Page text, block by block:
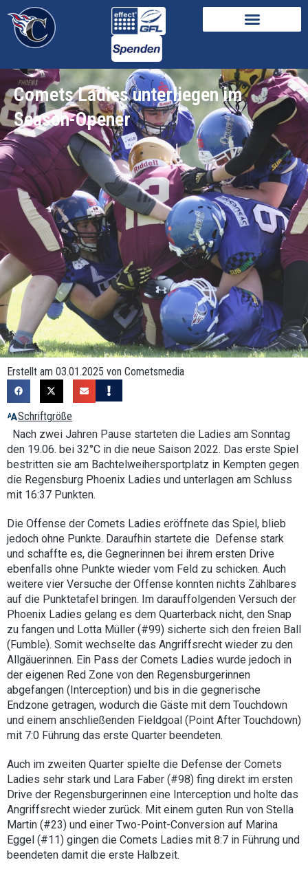
Comets Ladies unterliegen im
Season-Opener
Erstellt am 03.01.2025 von Cometsmedia
Schriftgröße
Nach zwei Jahren Pause starteten die Ladies am Sonntag
den 19.06. bei 32°C in die neue Saison 2022. Das erste Spiel
bestritten sie am Bachtelweihersportplatz in Kempten gegen
die Regensburg Phoenix Ladies und unterlagen am Schluss
mit 16:37 Punkten.
Die Offense der Comets Ladies eröffnete das Spiel, blieb
jedoch ohne Punkte. Daraufhin startete die Defense stark
und schaffte es, die Gegnerinnen bei ihrem ersten Drive
ebenfalls ohne Punkte wieder vom Feld zu schicken. Auch
weitere vier Versuche der Offense konnten nichts Zählbares
auf die Punktetafel bringen. Im darauffolgenden Versuch der
Phoenix Ladies gelang es dem Quarterback nicht, den Snap
zu fangen und Lotta Müller (#99) sicherte sich den freien Ball
(Fumble). Somit wechselte das Angriffsrecht wieder zu den
Allgäuerinnen. Ein Pass der Comets Ladies wurde jedoch in
der eigenen Red Zone von den Regensburgerinnen
abgefangen (Interception) und bis in die gegnerische
Endzone getragen, wodurch die Gäste mit dem Touchdown
und einem anschließenden Fieldgoal (Point After Touchdown)
mit 7:0 Führung das erste Quarter beendeten.
Auch im zweiten Quarter spielte die Defense der Comets
Ladies sehr stark und Lara Faber (#98) fing direkt im ersten
Drive der Regensburgerinnen eine Interception und holte das
Angriffsrecht wieder zurück. Mit einem guten Run von Stella
Martin (#23) und einer Two-Point-Conversion auf Marina
Eggel (#11) gingen die Comets Ladies mit 8:7 in Führung und
beendeten damit die erste Halbzeit.